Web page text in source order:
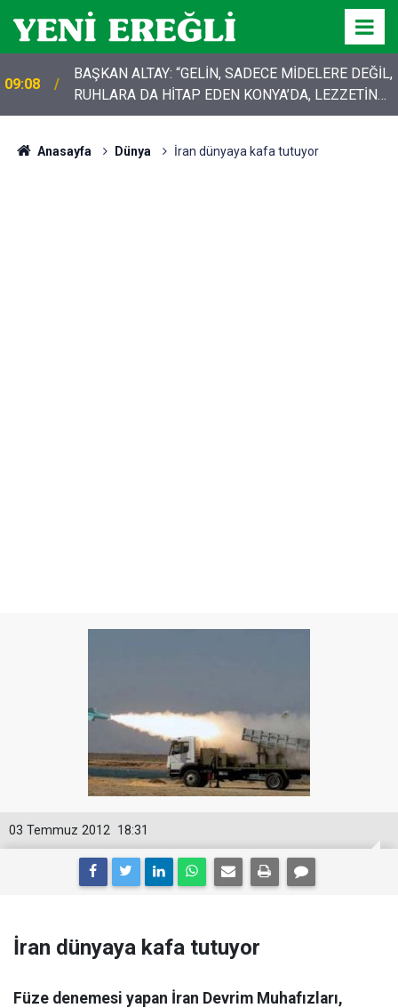
09:08
BAŞKAN ALTAY: “GELİN, SADECE MİDELERE DEĞİL,
RUHLARA DA HİTAP EDEN KONYA’DA, LEZZETİN
BAŞKENTİNDE BULUŞALIM”
Anasayfa Dünya İran dünyaya kafa tutuyor
18:31
03 Temmuz 2012
İran dünyaya kafa tutuyor
Füze denemesi yapan İran Devrim Muhafızları,